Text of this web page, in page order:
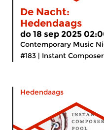
De Nacht:
Hedendaags
do 18 sep 2025
Contemporary Music
#183 | Instant
Hedendaags